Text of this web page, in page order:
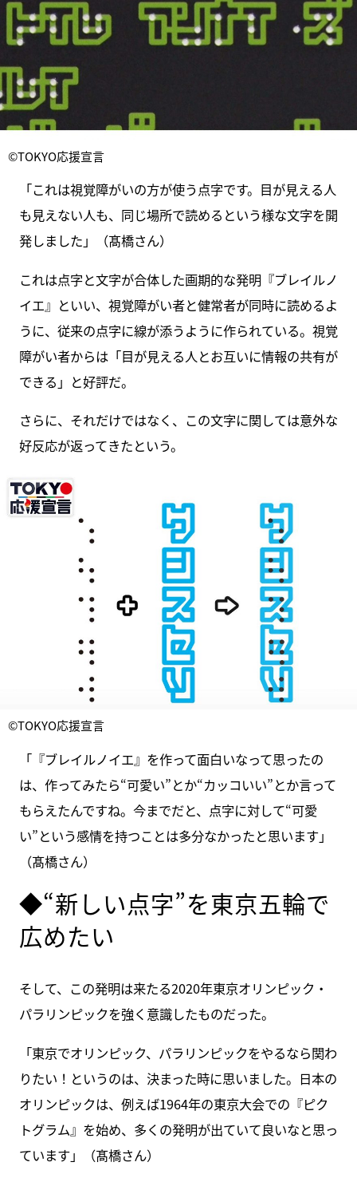
©TOKYO応援宣言
「これは視覚障がいの方が使う点字です。目が見える人
も見えない人も、同じ場所で読めるという様な文字を開
発しました」（髙橋さん）
これは点字と文字が合体した画期的な発明『ブレイルノ
イエ』といい、視覚障がい者と健常者が同時に読めるよ
うに、従来の点字に線が添うように作られている。視覚
障がい者からは「目が見える人とお互いに情報の共有が
できる」と好評だ。
さらに、それだけではなく、この文字に関しては意外な
好反応が返ってきたという。
©TOKYO応援宣言
「『ブレイルノイエ』を作って面白いなって思ったの
は、作ってみたら“可愛い”とか“カッコいい”とか言って
もらえたんですね。今までだと、点字に対して“可愛
い”という感情を持つことは多分なかったと思います」
（髙橋さん）
◆“新しい点字”を東京五輪で
広めたい
そして、この発明は来たる2020年東京オリンピック・
パラリンピックを強く意識したものだった。
「東京でオリンピック、パラリンピックをやるなら関わ
りたい！というのは、決まった時に思いました。日本の
オリンピックは、例えば1964年の東京大会での『ピク
トグラム』を始め、多くの発明が出ていて良いなと思っ
ています」（髙橋さん）